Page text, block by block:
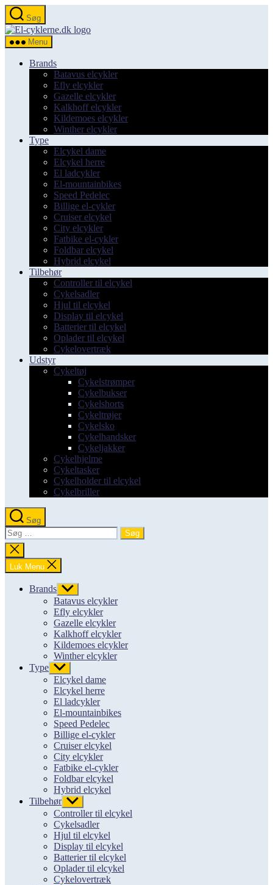
Spring
til
indholdet
Søg
el-
Menu
Brands
Batavus elcykler
Efly elcykler
Gazelle elcykler
Kalkhoff elcykler
Kildemoes elcykler
Winther elcykler
Type
Elcykel dame
Elcykel herre
El ladcykler
El-mountainbikes
Speed Pedelec
Billige el-cykler
Cruiser elcykel
City elcykler
Fatbike el-cykler
Foldbar elcykel
Hybrid elcykel
Tilbehør
Controller til elcykel
Cykelsadler
Hjul til elcykel
Display til elcykel
Batterier til elcykel
Oplader til elcykel
Cykelovertræk
Udstyr
Cykeltøj
Cykelstrømper
Cykelbukser
Cykelshorts
Cykeltrøjer
Cykelsko
Cykelhandsker
Cykeljakker
Cykelhjelme
Cykeltasker
Cykelholder til elcykel
Cykelbriller
Søg
Søg
efter:
Luk
søgning
Luk Menu
Brands Vis
undermenu
Batavus elcykler
Efly elcykler
Gazelle elcykler
Kalkhoff elcykler
Kildemoes elcykler
Winther elcykler
Type Vis
undermenu
Elcykel dame
Elcykel herre
El ladcykler
El-mountainbikes
Speed Pedelec
Billige el-cykler
Cruiser elcykel
City elcykler
Fatbike el-cykler
Foldbar elcykel
Hybrid elcykel
Tilbehør Vis
undermenu
Controller til elcykel
Cykelsadler
Hjul til elcykel
Display til elcykel
Batterier til elcykel
Oplader til elcykel
Cykelovertræk